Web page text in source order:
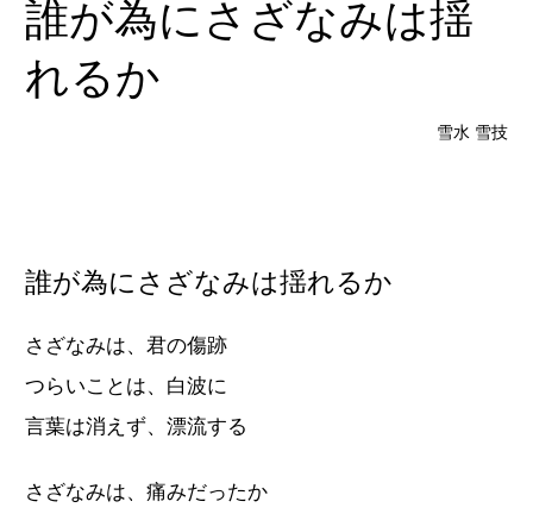
誰が為にさざなみは揺
れるか
雪水 雪技
誰が為にさざなみは揺れるか
さざなみは、君の傷跡
つらいことは、白波に
言葉は消えず、漂流する
さざなみは、痛みだったか